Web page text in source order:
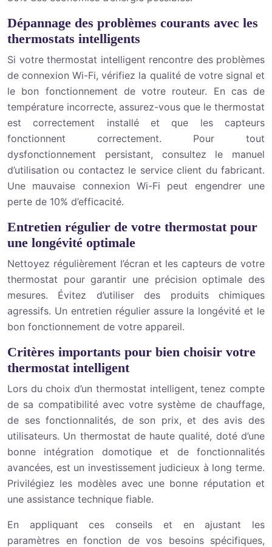
Dépannage des problèmes courants avec les
thermostats intelligents
Si votre thermostat intelligent rencontre des problèmes
de connexion Wi-Fi, vérifiez la qualité de votre signal et
le bon fonctionnement de votre routeur. En cas de
température incorrecte, assurez-vous que le thermostat
est correctement installé et que les capteurs
fonctionnent correctement. Pour tout
dysfonctionnement persistant, consultez le manuel
d’utilisation ou contactez le service client du fabricant.
Une mauvaise connexion Wi-Fi peut engendrer une
perte de 10% d’efficacité.
Entretien régulier de votre thermostat pour
une longévité optimale
Nettoyez régulièrement l’écran et les capteurs de votre
thermostat pour garantir une précision optimale des
mesures. Évitez d’utiliser des produits chimiques
agressifs. Un entretien régulier assure la longévité et le
bon fonctionnement de votre appareil.
Critères importants pour bien choisir votre
thermostat intelligent
Lors du choix d’un thermostat intelligent, tenez compte
de sa compatibilité avec votre système de chauffage,
de ses fonctionnalités, de son prix, et des avis des
utilisateurs. Un thermostat de haute qualité, doté d’une
bonne intégration domotique et de fonctionnalités
avancées, est un investissement judicieux à long terme.
Privilégiez les modèles avec une bonne réputation et
une assistance technique fiable.
En appliquant ces conseils et en ajustant les
paramètres en fonction de vos besoins spécifiques,